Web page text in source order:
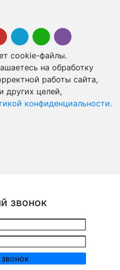
cookie-файлы.
на обработку
работы сайта,
других целей,
конфиденциальности.
звонок